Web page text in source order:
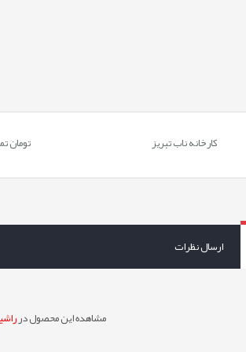
کارخانه ناب تبریز تومان
ارسال نظرات
مشاهده این محصول در